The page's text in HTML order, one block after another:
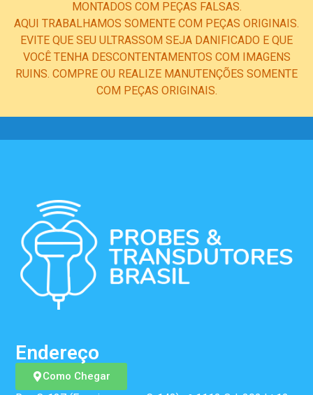
MONTADOS COM PEÇAS FALSAS.
AQUI TRABALHAMOS SOMENTE COM PEÇAS ORIGINAIS.
EVITE QUE SEU ULTRASSOM SEJA DANIFICADO E QUE
VOCÊ TENHA DESCONTENTAMENTOS COM IMAGENS
RUINS. COMPRE OU REALIZE MANUTENÇÕES SOMENTE
COM PEÇAS ORIGINAIS.
Como Chegar
Endereço